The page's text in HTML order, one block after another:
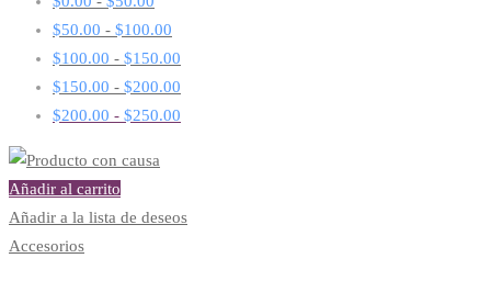
$50.00 - $100.00
$100.00 - $150.00
$150.00 - $200.00
$200.00 - $250.00
Añadir al carrito
Añadir a la lista de deseos
Accesorios